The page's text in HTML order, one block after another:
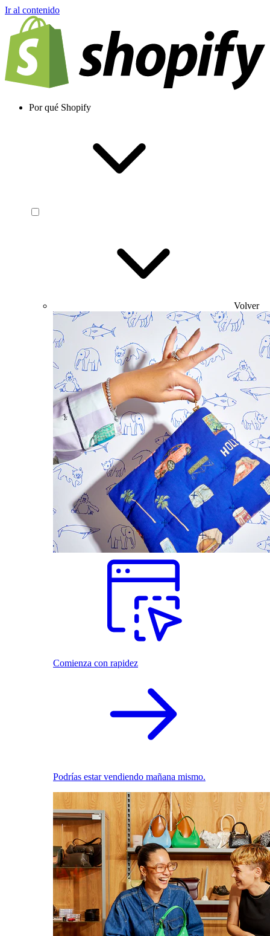
Ir al contenido
Por qué Shopify
Volver
Comienza con rapidez
Podrías estar vendiendo mañana mismo.